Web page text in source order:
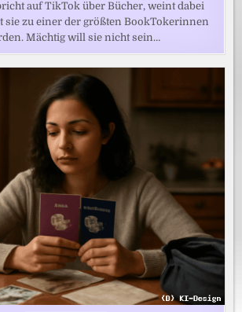
auf TikTok über Bücher, weint dabei
sie zu einer der größten BookTokerinnen
Mächtig will sie nicht sein…